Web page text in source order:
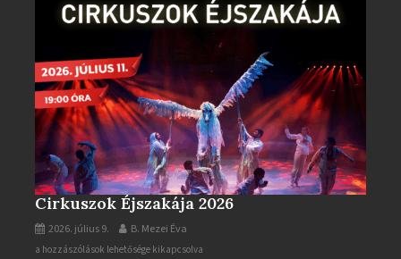
Cirkuszok Éjszakája 2026
2026. július 9. B. Mezei Éva
Cirkuszok
a hozzászólások lehetősége kikapcsolva